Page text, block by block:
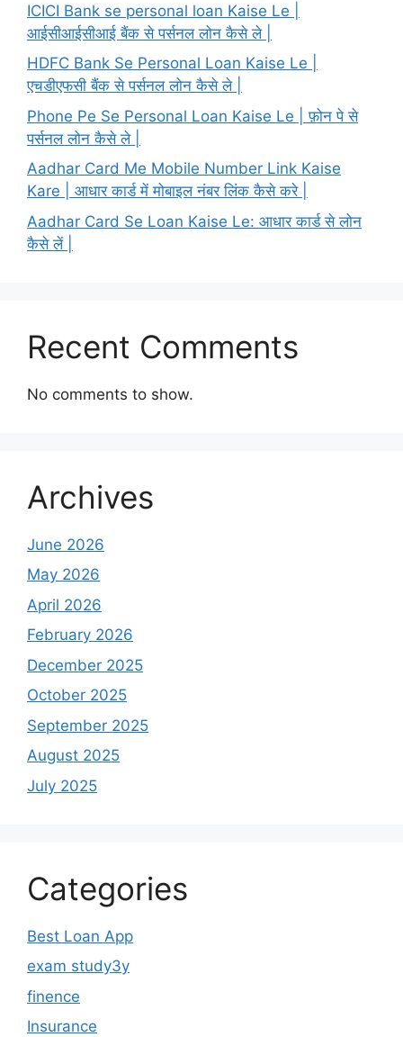
ICICI Bank se personal loan Kaise Le |
आईसीआईसीआई बैंक से पर्सनल लोन कैसे ले |
HDFC Bank Se Personal Loan Kaise Le |
एचडीएफसी बैंक से पर्सनल लोन कैसे ले |
Phone Pe Se Personal Loan Kaise Le | फ़ोन पे से
पर्सनल लोन कैसे ले |
Aadhar Card Me Mobile Number Link Kaise
Kare | आधार कार्ड में मोबाइल नंबर लिंक कैसे करे |
Aadhar Card Se Loan Kaise Le: आधार कार्ड से लोन
कैसे लें |
Recent Comments
No comments to show.
Archives
June 2026
May 2026
April 2026
February 2026
December 2025
October 2025
September 2025
August 2025
July 2025
Categories
Best Loan App
exam study3y
finence
Insurance